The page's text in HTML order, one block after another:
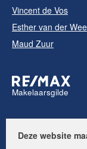
Vincent de Vos
Esther van der
Maud Zuur
Makelaarsgilde
Deze website